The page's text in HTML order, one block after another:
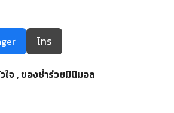
โทร
ใจ ,ของชําร่วยมินิมอล